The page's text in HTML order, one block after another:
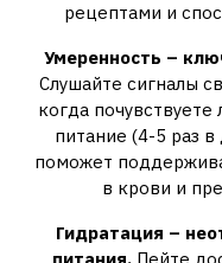
рецептами и
Умеренность –
Слушайте сигналы
когда
питание (4-5 раз
поможет
в крови и
Гидратация –